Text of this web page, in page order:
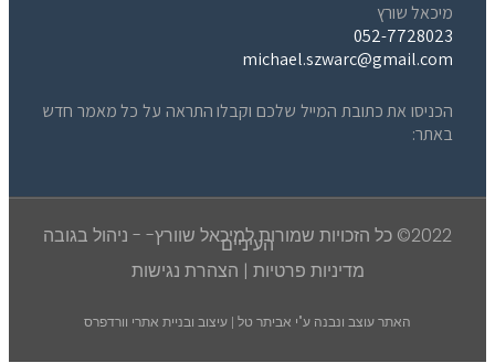
מיכאל שורץ
052-7728023
michael.szwarc@gmail.com
הכניסו את כתובת המייל שלכם וקבלו התראה על כל מאמר חדש
באתר:
2022© כל הזכויות שמורות למיכאל שוורץ- - ניהול בגובה
העיניים
מדיניות פרטיות | הצהרת נגישות
האתר עוצב ונבנה ע"י אביתר טל | עיצוב ובניית אתרי וורדפרס